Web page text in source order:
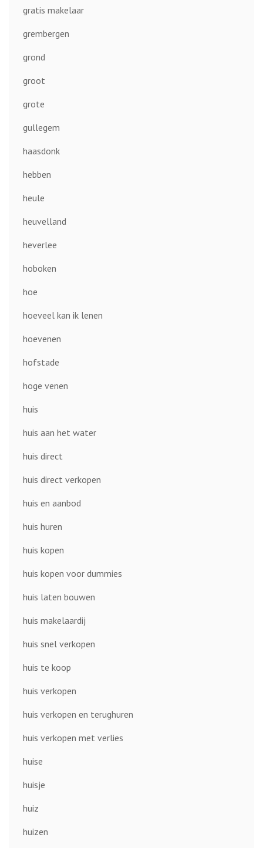
gratis makelaar
grembergen
grond
groot
grote
gullegem
haasdonk
hebben
heule
heuvelland
heverlee
hoboken
hoe
hoeveel kan ik lenen
hoevenen
hofstade
hoge venen
huis
huis aan het water
huis direct
huis direct verkopen
huis en aanbod
huis huren
huis kopen
huis kopen voor dummies
huis laten bouwen
huis makelaardij
huis snel verkopen
huis te koop
huis verkopen
huis verkopen en terughuren
huis verkopen met verlies
huise
huisje
huiz
huizen